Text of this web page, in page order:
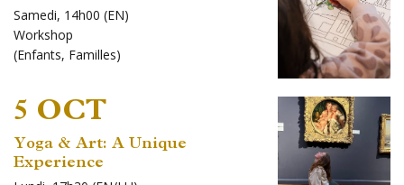
Samedi, 14h00 (EN)
Workshop
(Enfants, Familles)
5 OCT
Yoga & Art: A Unique
Experience